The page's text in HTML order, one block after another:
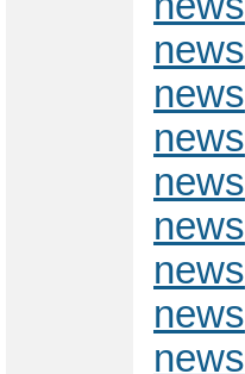
news
news
news
news
news
news
news
news